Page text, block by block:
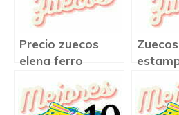
Precio zuecos
elena ferro